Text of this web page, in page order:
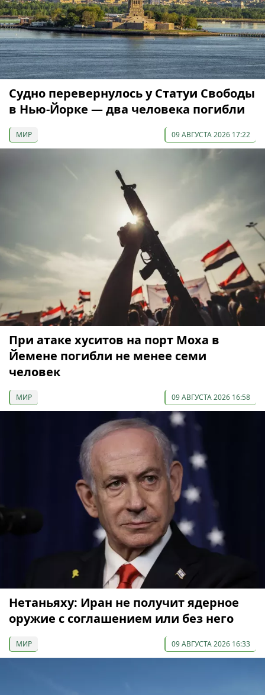
Судно перевернулось у Статуи Свободы
в Нью-Йорке — два человека погибли
МИР 09 АВГУСТА 2026 17:22
При атаке хуситов на порт Моха в
Йемене погибли не менее семи
человек
МИР 09 АВГУСТА 2026 16:58
Нетаньяху: Иран не получит ядерное
оружие с соглашением или без него
МИР 09 АВГУСТА 2026 16:33